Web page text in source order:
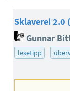
Sklaverei 2.0
Gunnar
lesetipp